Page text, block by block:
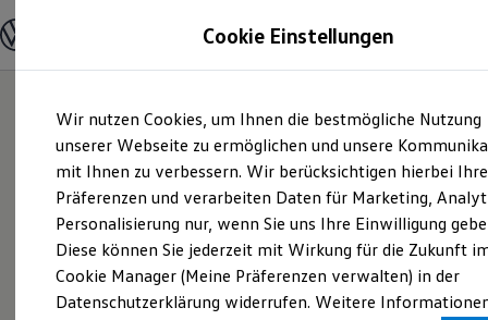
Hauptinhalt
springen
Footer
springen
Modelle und Konfigurator
Modelle vergleichen
Elektroautos
ENERGY Sondermodelle
Nutzfahrzeuge
SUV und CUV
Familienautos
Kombis
Kompaktwagen
Sportwagen
Schnell verfügbare Fahrzeuge
Angebote und Produkte
Cookie Einstellungen
Wir nutzen Cookies, um Ihnen die bestmögliche Nutzung
unserer Webseite zu ermöglichen und unsere
mit Ihnen zu verbessern. Wir berücksichtigen hierbei Ihre
Präferenzen und verarbeiten Daten für Marketing,
Personalisierung nur, wenn Sie uns Ihre Einwilligung
Diese können Sie jederzeit mit Wirkung für die Zukunft
Cookie Manager (Meine Präferenzen verwalten) in der
Datenschutzerklärung widerrufen. Weitere